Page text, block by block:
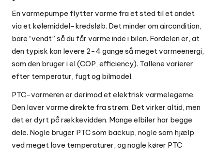
En varmepumpe flytter varme fra et sted til et andet
via et kølemiddel-kredsløb. Det minder om aircondition,
bare “vendt” så du får varme inde i bilen. Fordelen er, at
den typisk kan levere 2-4 gange så meget varmeenergi,
som den bruger i el (COP, efficiency). Tallene varierer
efter temperatur, fugt og bilmodel.
PTC-varmeren er derimod et elektrisk varmelegeme.
Den laver varme direkte fra strøm. Det virker altid, men
det er dyrt på rækkevidden. Mange elbiler har begge
dele. Nogle bruger PTC som backup, nogle som hjælp
ved meget lave temperaturer, og nogle kører PTC